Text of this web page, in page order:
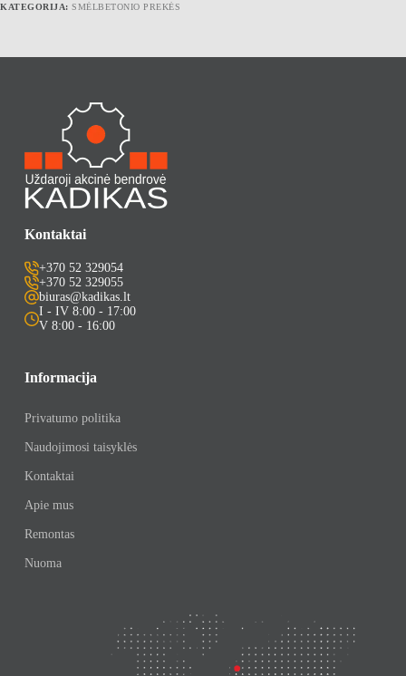
KATEGORIJA: SMĖLBETONIO PREKĖS
Informacija
Privatumo politika
Naudojimosi taisyklės
Kontaktai
Apie mus
Remontas
Nuoma
Kontaktai
+370 52 329054
+370 52 329055
biuras@kadikas.lt
I - IV 8:00 - 17:00
V 8:00 - 16:00